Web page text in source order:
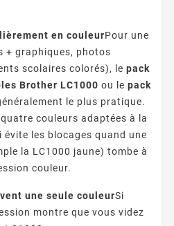
en couleurPour une
+ graphiques, photos
scolaires colorés), le pack
Brother LC1000 ou le pack
le plus pratique.
couleurs adaptées à la
évite les blocages quand une
la LC1000 jaune) tombe à
couleur.
une seule couleurSi
montre que vous videz